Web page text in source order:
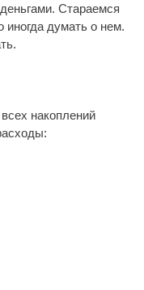
Стараемся
иногда думать о нем.
накоплений